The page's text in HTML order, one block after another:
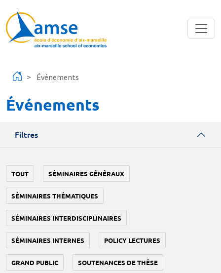
Événements
Événements
Filtres
TOUT SÉMINAIRES GÉNÉRAUX
SÉMINAIRES THÉMATIQUES
SÉMINAIRES INTERDISCIPLINAIRES
SÉMINAIRES INTERNES POLICY LECTURES
GRAND PUBLIC SOUTENANCES DE THÈSE